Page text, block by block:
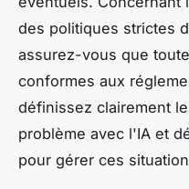
des politiques strictes
assurez-vous que
conformes aux
définissez clairement
problème avec l'IA et
pour gérer ces